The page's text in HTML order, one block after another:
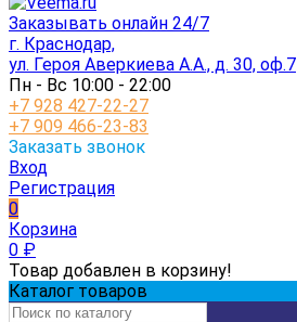
Заказывать онлайн 24/7
г. Краснодар,
ул. Героя Аверкиева А.А., д. 30, оф.7
Пн - Вс 10:00 - 22:00
+7 928 427-22-27
+7 909 466-23-83
Заказать звонок
Вход
Регистрация
0
Корзина
0 ₽
Товар добавлен в корзину!
Каталог товаров